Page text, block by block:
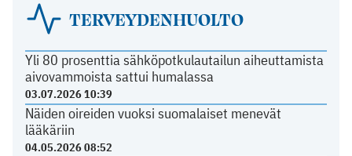
TERVEYDENHUOLTO
Yli 80 prosenttia sähköpotkulautailun aiheuttamista
aivovammoista sattui humalassa
03.07.2026 10:39
Näiden oireiden vuoksi suomalaiset menevät
lääkäriin
04.05.2026 08:52